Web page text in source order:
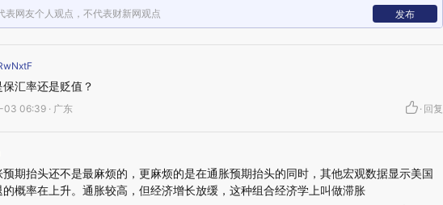
表网友个人观点，不代表财新网观点 发布
保汇率还是贬值？
06:39 · 广东 · 回复
预期抬头还不是最麻烦的，更麻烦的是在通胀预期抬头的同时，其他宏观数据显示美国
的概率在上升。通胀较高，但经济增长放缓，这种组合经济学上叫做滞胀